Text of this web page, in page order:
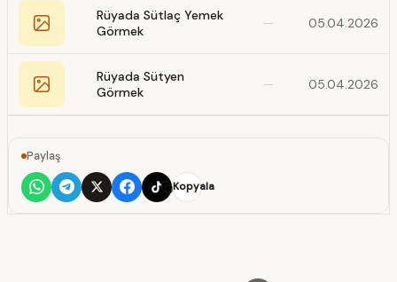
Rüyada Sütlaç Yemek
Görmek
— 05.04.2026
Rüyada Sütyen
Görmek
— 05.04.2026
Paylaş
Kopyala